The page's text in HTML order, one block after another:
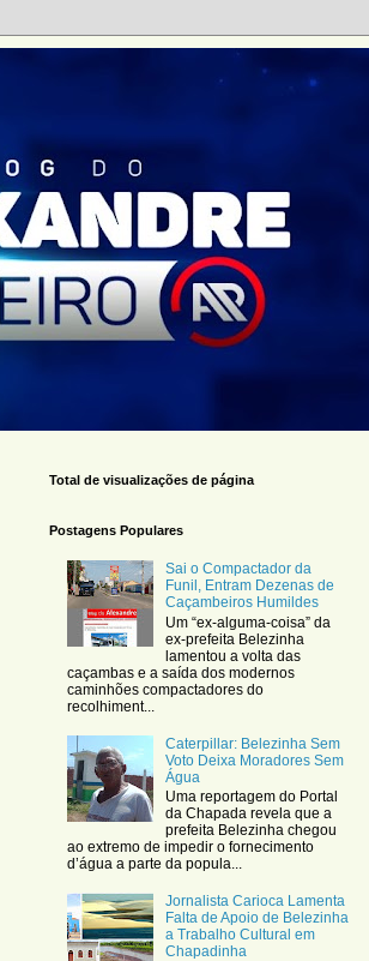
Total de visualizações de página
Postagens Populares
Sai o Compactador da
Funil, Entram Dezenas de
Caçambeiros Humildes
Um “ex-alguma-coisa” da
ex-prefeita Belezinha
lamentou a volta das
caçambas e a saída dos modernos
caminhões compactadores do
recolhiment...
Caterpillar: Belezinha Sem
Voto Deixa Moradores Sem
Água
Uma reportagem do Portal
da Chapada revela que a
prefeita Belezinha chegou
ao extremo de impedir o fornecimento
d’água a parte da popula...
Jornalista Carioca Lamenta
Falta de Apoio de Belezinha
a Trabalho Cultural em
Chapadinha